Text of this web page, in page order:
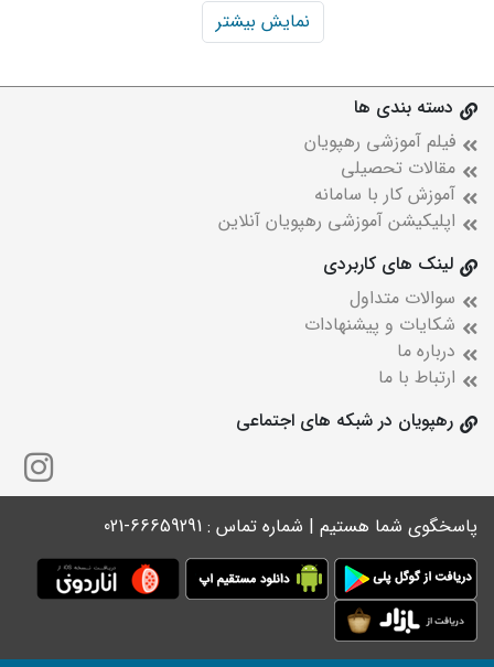
نمایش بیشتر
دسته بندی ها
فیلم آموزشی رهپویان
مقالات تحصیلی
آموزش کار با سامانه
اپلیکیشن آموزشی رهپویان آنلاین
لینک های کاربردی
سوالات متداول
شکایات و پیشنهادات
درباره ما
ارتباط با ما
رهپویان در شبکه های اجتماعی
پاسخگوی شما هستیم | شماره تماس : 66659291-021